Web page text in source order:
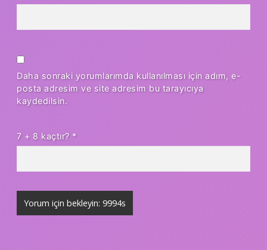
Daha sonraki yorumlarımda kullanılması için adım, e-
posta adresim ve site adresim bu tarayıcıya
kaydedilsin.
7 + 8 kaçtır? *